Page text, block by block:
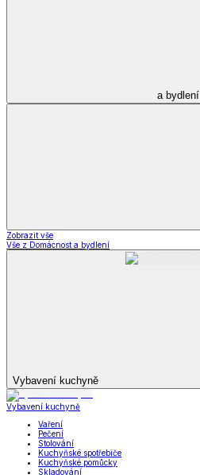
a bydlení
Zobrazit vše
Vše z Domácnost a bydlení
Vybavení kuchyně
Vybavení kuchyně
Vaření
Pečení
Stolování
Kuchyňské spotřebiče
Kuchyňské pomůcky
Skladování